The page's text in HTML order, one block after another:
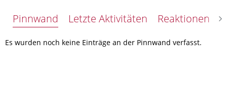
Pinnwand Letzte Aktivitäten Reaktionen
Es wurden noch keine Einträge an der Pinnwand verfasst.